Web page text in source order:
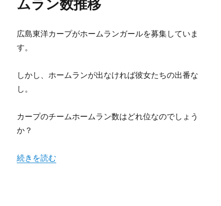
ス、
り
る!?
ムラン数推移
広島東洋カープがホームランガールを募集していま
す。
しかし、ホームランが出なければ彼女たちの出番な
し。
カープのチームホームラン数はどれ位なのでしょう
か？
“広島東洋カープのチームホームラン数推移” の
続きを読む